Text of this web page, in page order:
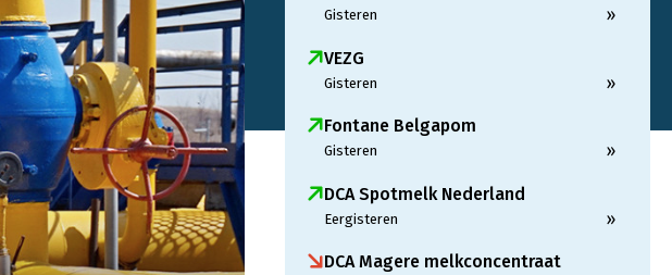
Gisteren »
VEZG
Gisteren »
Fontane Belgapom
Gisteren »
DCA Spotmelk Nederland
Eergisteren »
DCA Magere melkconcentraat